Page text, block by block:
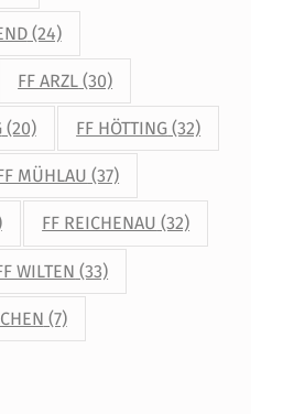
(24)
FF ARZL (30)
(20) FF HÖTTING (32)
MÜHLAU (37)
FF REICHENAU (32)
WILTEN (33)
(7)